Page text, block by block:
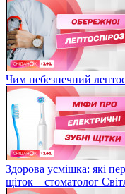
Чим небезпечний
Здорова усмішка: які
щіток – стоматолог